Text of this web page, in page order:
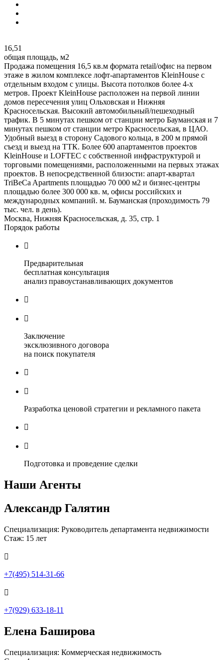
16,51
общая площадь, м2
Продажа помещения 16,5 кв.м формата retail/офис на первом
этаже в жилом комплексе лофт-апартаментов KleinHouse с
отдельным входом с улицы. Высота потолков более 4-х
метров. Проект KleinHouse расположен на первой линии
домов пересечения улиц Ольховская и Нижняя
Красносельская. Высокий автомобильный/пешеходный
трафик. В 5 минутах пешком от станции метро Бауманская и 7
минутах пешком от станции метро Красносельская, в ЦАО.
Удобный выезд в сторону Садового кольца, в 200 м прямой
съезд и выезд на ТТК. Более 600 апартаментов проектов
KleinHouse и LOFTEC с собственной инфраструктурой и
торговыми помещениями, расположенными на первых этажах
проектов. В непосредственной близости: апарт-квартал
TriBeCa Apartments площадью 70 000 м2 и бизнес-центры
площадью более 300 000 кв. м, офисы российских и
международных компаний. м. Бауманская (проходимость 79
тыс. чел. в день).
Москва, Нижняя Красносельская, д. 35, стр. 1
Порядок работы

Предварительная
бесплатная консультация
анализ правоустанавливающих документов


Заключение
эксклюзивного договора
на поиск покупателя


Разработка ценовой стратегии и рекламного пакета


Подготовка и проведение сделки
Наши Агенты
Александр Галятин
Специализация: Руководитель департамента недвижимости
Стаж: 15 лет

+7(495) 514-31-66

+7(929) 633-18-11
Елена Баширова
Специализация: Коммерческая недвижимость